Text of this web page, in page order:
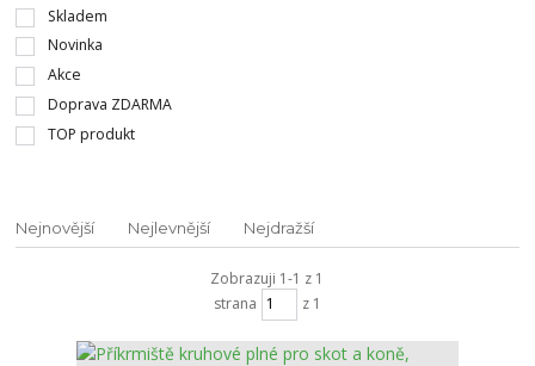
Skladem
Novinka
Akce
Doprava ZDARMA
TOP produkt
Nejnovější Nejlevnější Nejdražší
Zobrazuji 1-1 z 1
strana
z 1